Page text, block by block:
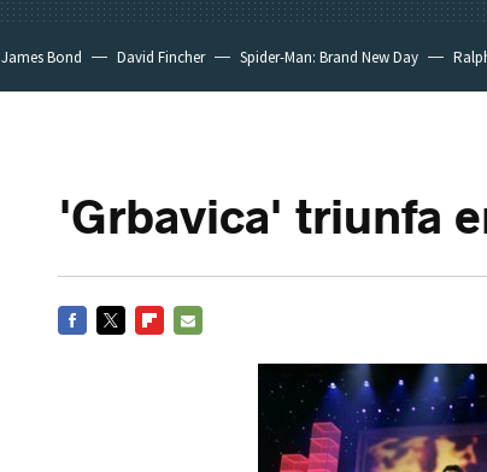
James Bond David Fincher Spider-Man: Brand New Day
'Grbavica' triunfa